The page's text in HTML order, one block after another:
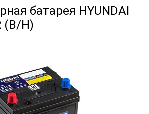
батарея HYUNDAI
(B/H)